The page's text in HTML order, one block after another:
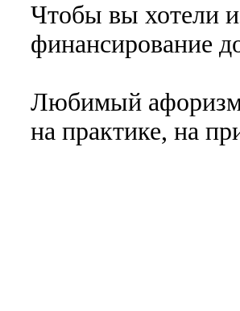
Чтобы вы хотели
финансирование
Любимый
на практике, на